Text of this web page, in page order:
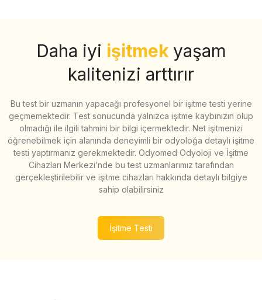
Daha iyi işitmek yaşam
kalitenizi arttırır
Bu test bir uzmanın yapacağı profesyonel bir işitme testi yerine
geçmemektedir. Test sonucunda yalnızca işitme kaybınızın olup
olmadığı ile ilgili tahmini bir bilgi içermektedir. Net işitmenizi
öğrenebilmek için alanında deneyimli bir odyoloğa detaylı işitme
testi yaptırmanız gerekmektedir. Odyomed Odyoloji ve İşitme
Cihazları Merkezi’nde bu test uzmanlarımız tarafından
gerçekleştirilebilir ve işitme cihazları hakkında detaylı bilgiye
sahip olabilirsiniz
İşitme Testi